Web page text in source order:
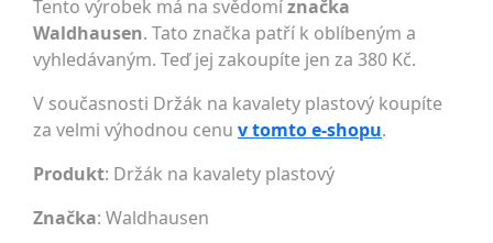
Tento výrobek má na svědomíznačka
Waldhausen. Tato značka patří k oblíbeným a
vyhledávaným. Teď jej zakoupíte jen za 380 Kč.
V současnosti Držák na kavalety plastový koupíte
za velmi výhodnou cenu v tomto e-shopu.
Produkt: Držák na kavalety plastový
Značka: Waldhausen